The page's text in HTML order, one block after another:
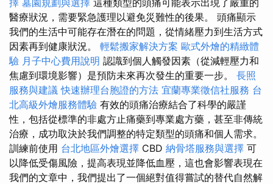
擇 墓園規劃與選擇 這種類型的頭痛可能表示出現了嚴重的
醫療狀況，需要緊急護理以避免災難性的後果。 頭痛顯示
我們的生活中可能存在潛在的問題，從情緒壓力到生活方式
因素再到健康狀況。 輕鬆搬家解決方案 歐式外燴的精緻體
驗 月子中心費用說明 認識到個人觸發因素（從減輕壓力和
焦慮到環境影響）是預防未來再次發生的重要一步。 長照
服務與建議 快速辦理台胞證的方法 宜蘭專業徵信社服務 台
北高級外燴服務體驗 有效的頭痛治療結合了科學的嚴謹
性，包括從標準的非處方止痛藥到專業處方藥，甚至非傳統
治療，成功取決於我們調整的特定類型的頭痛和個人需求。
訓練前使用 台北地區外燴選擇 CBD 納骨塔服務與選擇 可
以降低受傷風險，提高表現並降低血壓，這也會影響表現在
我們的文章中，我們提出了一個絕對值得嘗試的替代自然解